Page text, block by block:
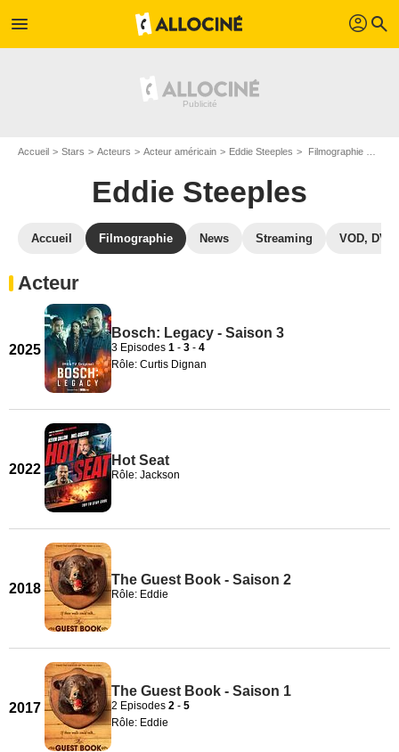
menu profil search
Accueil Stars Acteurs Acteur américain Eddie Steeples Filmographie Eddie Steeples
Eddie Steeples
Accueil Filmographie News Streaming VOD, DVD
Acteur
2025
Bosch: Legacy - Saison 3
3 Episodes 1 - 3 - 4
Rôle: Curtis Dignan
2022
Hot Seat
Rôle: Jackson
2018
The Guest Book - Saison 2
Rôle: Eddie
2017
The Guest Book - Saison 1
2 Episodes 2 - 5
Rôle: Eddie